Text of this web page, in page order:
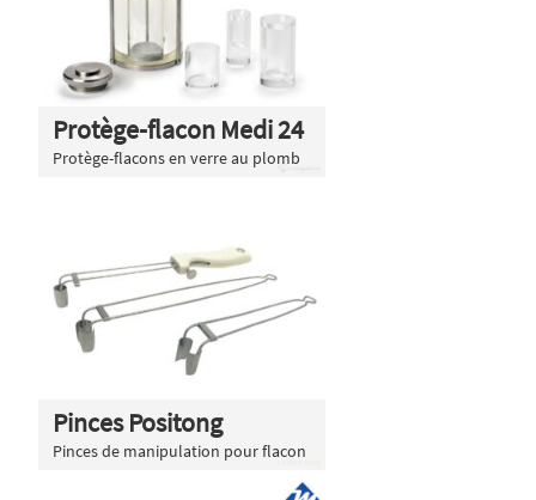
Protège-flacon Medi 24
Protège-flacons en verre au plomb
Pinces Positong
Pinces de manipulation pour flacon